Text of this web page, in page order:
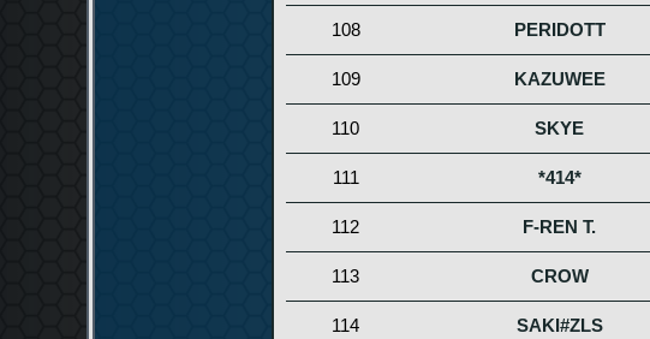
108 PERIDOTT
109 KAZUWEE
110 SKYE
111 *414*
112 F-REN T.
113 CROW
114 SAKI#ZLS